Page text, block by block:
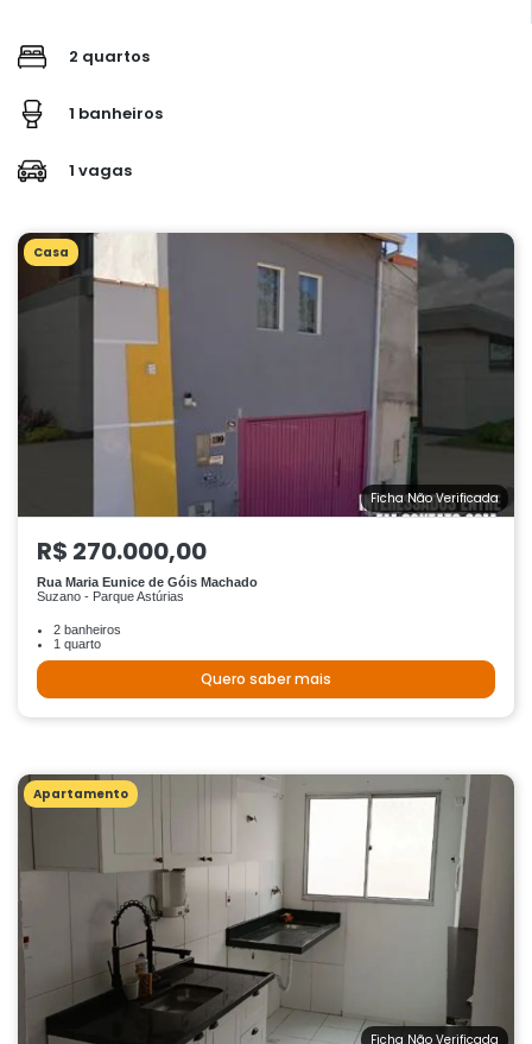
2 quartos
1 banheiros
1 vagas
Casa
Ficha Não Verificada
R$ 270.000,00
Rua Maria Eunice de Góis Machado
Suzano - Parque Astúrias
2 banheiros
1 quarto
Quero saber mais
Apartamento
Ficha Não Verificada